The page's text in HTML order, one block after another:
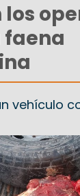
los
vehículo